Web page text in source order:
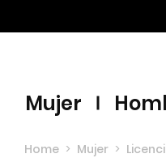
mujer
Home > Mujer >